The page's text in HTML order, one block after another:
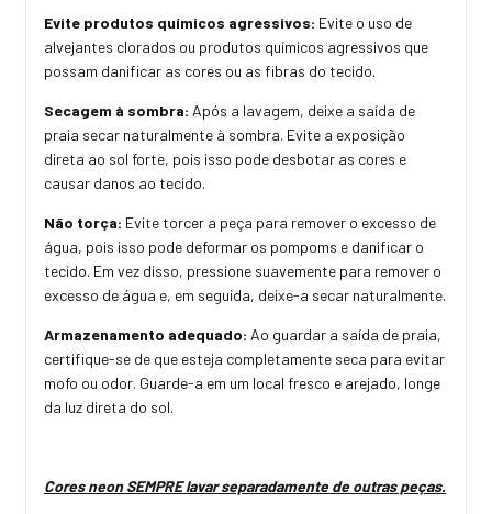
Evite produtos químicos agressivos: Evite o uso de
alvejantes clorados ou produtos químicos agressivos que
possam danificar as cores ou as fibras do tecido.
Secagem à sombra: Após a lavagem, deixe a saída de
praia secar naturalmente à sombra. Evite a exposição
direta ao sol forte, pois isso pode desbotar as cores e
causar danos ao tecido.
Não torça: Evite torcer a peça para remover o excesso de
água, pois isso pode deformar os pompoms e danificar o
tecido. Em vez disso, pressione suavemente para remover o
excesso de água e, em seguida, deixe-a secar naturalmente.
Armazenamento adequado: Ao guardar a saída de praia,
certifique-se de que esteja completamente seca para evitar
mofo ou odor. Guarde-a em um local fresco e arejado, longe
da luz direta do sol.
Cores neon SEMPRE lavar separadamente de outras peças.